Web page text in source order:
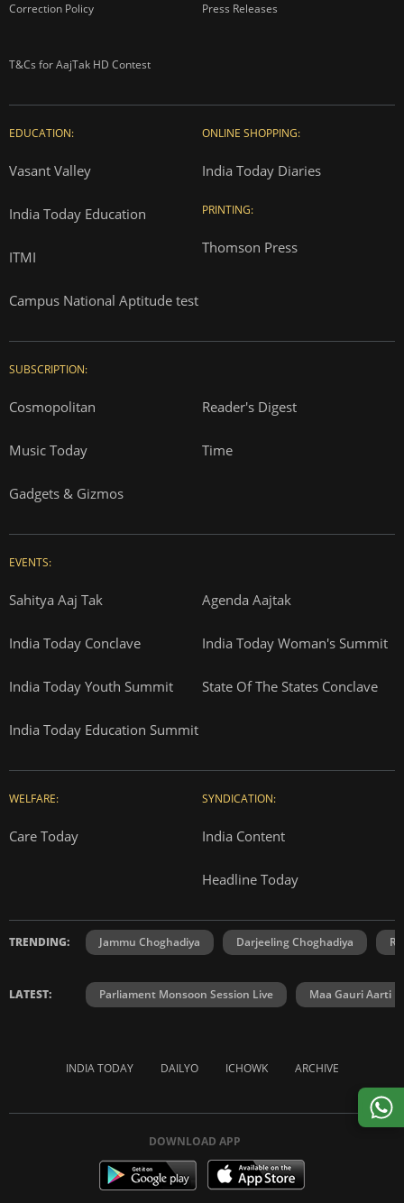
Correction Policy Press Releases
T&Cs for AajTak HD Contest
EDUCATION:
Vasant Valley
India Today Education
ITMI
Campus National Aptitude test
ONLINE SHOPPING:
India Today Diaries
PRINTING:
Thomson Press
SUBSCRIPTION:
Cosmopolitan Reader's Digest
Music Today Time
Gadgets & Gizmos
EVENTS:
Sahitya Aaj Tak Agenda Aajtak
India Today Conclave India Today Woman's Summit
India Today Youth Summit State Of The States Conclave
India Today Education Summit
WELFARE:
Care Today
SYNDICATION:
India Content
Headline Today
TRENDING: Jammu Choghadiya Darjeeling Choghadiya
LATEST: Parliament Monsoon Session Live Maa Gauri Aarti
INDIA TODAY DAILYO ICHOWK ARCHIVE
DOWNLOAD APP